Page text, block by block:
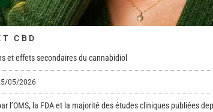
CBD
et effets secondaires du cannabidiol
05/2026
l’OMS, la FDA et la majorité des études cliniques publiées